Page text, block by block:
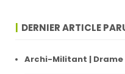
DERNIER ARTICLE
Archi-Militant | Drame